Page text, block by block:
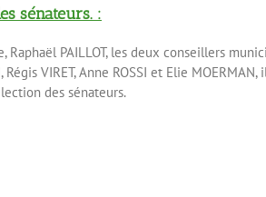
sénateurs. :
PAILLOT, les deux conseillers
VIRET, Anne ROSSI et Elie MOERMAN,
des sénateurs.